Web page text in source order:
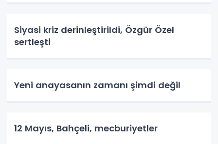
Siyasi kriz derinleştirildi, Özgür Özel
sertleşti
Yeni anayasanın zamanı şimdi değil
12 Mayıs, Bahçeli, mecburiyetler